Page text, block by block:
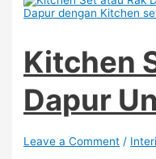
Kitchen
Dapur
Leave a Comment /